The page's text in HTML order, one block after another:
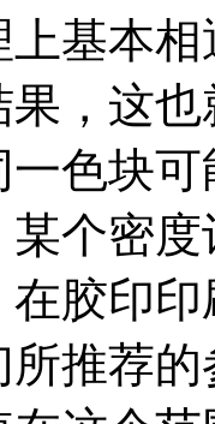
上基本
，这
色块
个密
胶印
推荐